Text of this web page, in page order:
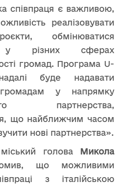
співпраця є важливою,
реалізовувати
обмінюватися
у різних сферах
громад. Програма U-
буде надавати
громадам у напрямку
партнерства,
що найближчим часом
нові партнерства».
головаМикола
що можливими
з італійською